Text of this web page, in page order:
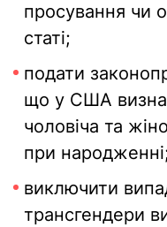
просування чи
статі;
подати
що у США
чоловіча та
при
виключити
трансгендери